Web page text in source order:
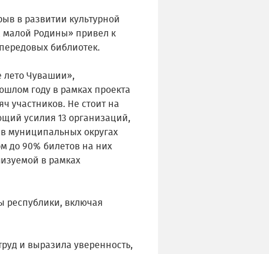
в развитии культурной
малой Родины» привел к
библиотек.
лето Чувашии»,
году в рамках проекта
участников. Не стоит на
усилия 13 организаций,
муниципальных округах
до 90% билетов на них
в рамках
республики, включая
и выразила уверенность,